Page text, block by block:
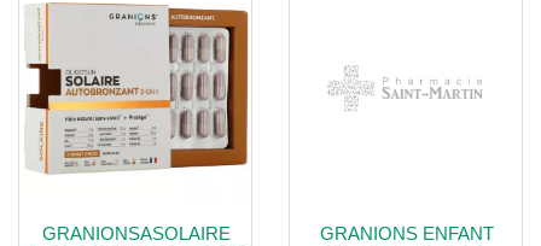
GRANIONSASOLAIRE
GRANIONS ENFANT